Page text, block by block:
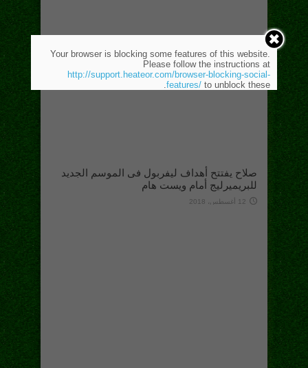
صلاح يفتتح أهداف ليفربول فى الموسم الجديد
للبريميرليج أمام ويست هام
12 أغسطس، 2018
Your browser is blocking some features of this website.
Please follow the instructions at
http://support.heateor.com/browser-blocking-social-
features/ to unblock these.